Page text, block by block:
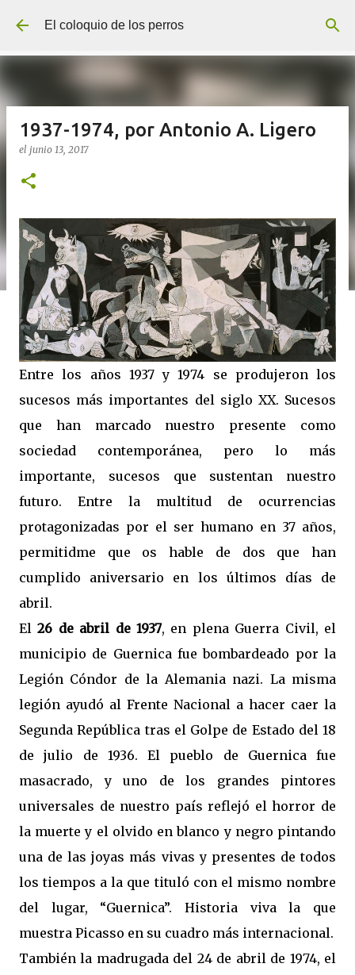
Ir al contenido principal
El coloquio de los perros
1937-1974, por Antonio A. Ligero
el junio 13, 2017
Entre los años 1937 y 1974 se produjeron los
sucesos más importantes del siglo XX. Sucesos
que han marcado nuestro presente como
sociedad contemporánea, pero lo más
importante, sucesos que sustentan nuestro
futuro. Entre la multitud de ocurrencias
protagonizadas por el ser humano en 37 años,
permitidme que os hable de dos que han
cumplido aniversario en los últimos días de
abril.
El26 de abril de 1937, en plena Guerra Civil, el
municipio de Guernica fue bombardeado por la
Legión Cóndor de la Alemania nazi. La misma
legión ayudó al Frente Nacional a hacer caer la
Segunda República tras el Golpe de Estado del 18
de julio de 1936. El pueblo de Guernica fue
masacrado, y uno de los grandes pintores
universales de nuestro país reflejó el horror de
la muerte y el olvido en blanco y negro pintando
una de las joyas más vivas y presentes de todos
los tiempos a la que tituló con el mismo nombre
del lugar, “Guernica”. Historia viva la que
muestra Picasso en su cuadro más internacional.
También la madrugada del 24 de abril de 1974, el